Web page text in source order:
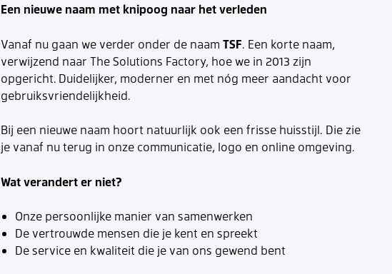
Een nieuwe naam met knipoog naar het verleden
Vanaf nu gaan we verder onder de naam TSF. Een korte naam,
verwijzend naar The Solutions Factory, hoe we in 2013 zijn
opgericht. Duidelijker, moderner en met nóg meer aandacht voor
gebruiksvriendelijkheid.
Bij een nieuwe naam hoort natuurlijk ook een frisse huisstijl. Die zie
je vanaf nu terug in onze communicatie, logo en online omgeving.
Wat verandert er niet?
Onze persoonlijke manier van samenwerken
De vertrouwde mensen die je kent en spreekt
De service en kwaliteit die je van ons gewend bent